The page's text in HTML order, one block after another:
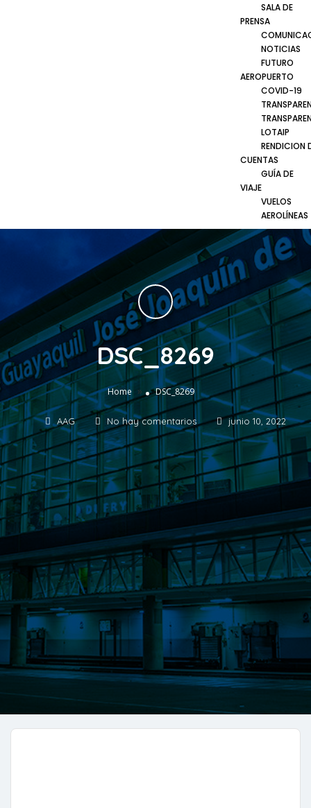
SALA DE
PRENSA
NOTICIAS
FUTURO
AEROPUERTO
COVID-19
LOTAIP
RENDICION
CUENTAS
GUÍA DE
VIAJE
VUELOS
AEROLÍNEAS
DSC_8269
Home » DSC_8269
AAG No hay comentarios junio 10, 2022